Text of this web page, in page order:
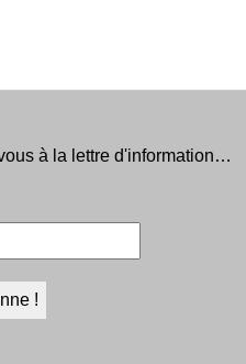
à la lettre d'information…